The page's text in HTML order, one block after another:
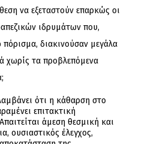
να εξεταστούν επαρκώς οι
ιδρυμάτων που,
διακινούσαν μεγάλα
χωρίς τα προβλεπόμενα
ότι η κάθαρση στο
επιτακτική
άμεση θεσμική και
ουσιαστικός έλεγχος,